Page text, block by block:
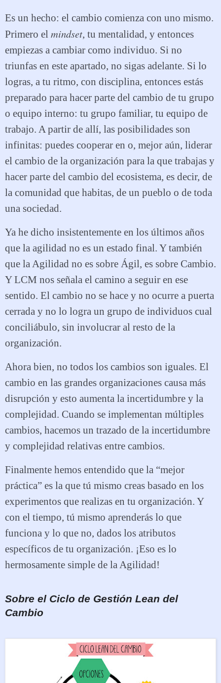
Es un hecho: el cambio comienza con uno mismo.
Primero el mindset, tu mentalidad, y entonces
empiezas a cambiar como individuo. Si no
triunfas en este apartado, no sigas adelante. Si lo
logras, a tu ritmo, con disciplina, entonces estás
preparado para hacer parte del cambio de tu grupo
o equipo interno: tu grupo familiar, tu equipo de
trabajo. A partir de allí, las posibilidades son
infinitas: puedes cooperar en o, mejor aún, liderar
el cambio de la organización para la que trabajas y
hacer parte del cambio del ecosistema, es decir, de
la comunidad que habitas, de un pueblo o de toda
una sociedad.
Ya he dicho insistentemente en los últimos años
que la agilidad no es un estado final. Y también
que la Agilidad no es sobre Ágil, es sobre Cambio.
Y LCM nos señala el camino a seguir en ese
sentido. El cambio no se hace y no ocurre a puerta
cerrada y no lo logra un grupo de individuos cual
conciliábulo, sin involucrar al resto de la
organización.
Ahora bien, no todos los cambios son iguales. El
cambio en las grandes organizaciones causa más
disrupción y esto aumenta la incertidumbre y la
complejidad. Cuando se implementan múltiples
cambios, hacemos un trazado de la incertidumbre
y complejidad relativas entre cambios.
Finalmente hemos entendido que la “mejor
práctica” es la que tú mismo creas basado en los
experimentos que realizas en tu organización. Y
con el tiempo, tú mismo aprenderás lo que
funciona y lo que no, dados los atributos
específicos de tu organización. ¡Eso es lo
hermosamente simple de la Agilidad!
Sobre el Ciclo de Gestión Lean del
Cambio